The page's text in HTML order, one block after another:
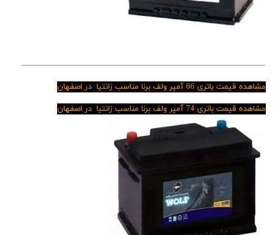
مشاهده قیمت باتری 66 آمپر ولف برنا مناسب زانتیا در اصفهان
مشاهده قیمت باتری 74 آمپر ولف برنا مناسب زانتیا در اصفهان